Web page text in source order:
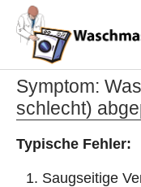
Skip to main content
Symptom:
schlecht)
Typische Fehler:
Saugseitige